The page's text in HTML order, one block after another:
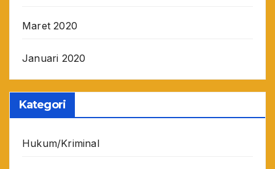
Maret 2020
Januari 2020
Kategori
Hukum/Kriminal